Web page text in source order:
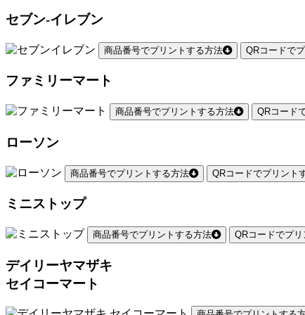
セブン-イレブン
商品番号でプリントする方法 QRコードで
ファミリーマート
商品番号でプリントする方法 QRコード
ローソン
商品番号でプリントする方法 QRコードでプリント
ミニストップ
商品番号でプリントする方法 QRコードでプ
デイリーヤマザキ
セイコーマート